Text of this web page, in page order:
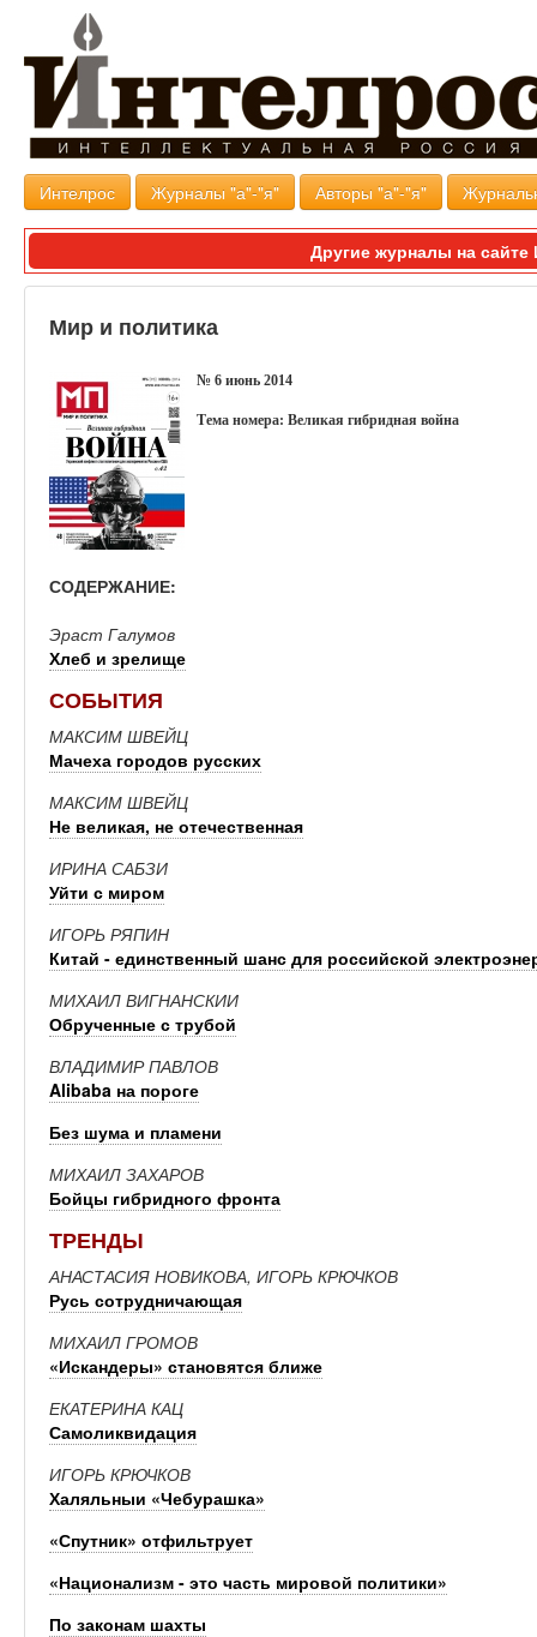
Интелрос Журналы "а"-"я" Авторы "а"-"я"
Другие журналы на
Мир и политика
№ 6 июнь 2014
Тема номера: Великая гибридная война
СОДЕРЖАНИЕ:
Эраст Галумов
Хлеб и зрелище
СОБЫТИЯ
МАКСИМ ШВЕЙЦ
Мачеха городов русских
МАКСИМ ШВЕЙЦ
Не великая, не отечественная
ИРИНА САБЗИ
Уйти с миром
ИГОРЬ РЯПИН
Китай - единственный шанс для российской
МИХАИЛ ВИГНАНСКИИ
Обрученные с трубой
ВЛАДИМИР ПАВЛОВ
Alibaba на пороге
Без шума и пламени
МИХАИЛ ЗАХАРОВ
Бойцы гибридного фронта
ТРЕНДЫ
АНАСТАСИЯ НОВИКОВА, ИГОРЬ КРЮЧКОВ
Русь сотрудничающая
МИХАИЛ ГРОМОВ
«Искандеры» становятся ближе
ЕКАТЕРИНА КАЦ
Самоликвидация
ИГОРЬ КРЮЧКОВ
Халяльныи «Чебурашка»
«Спутник» отфильтрует
«Национализм - это часть мировой политики»
По законам шахты